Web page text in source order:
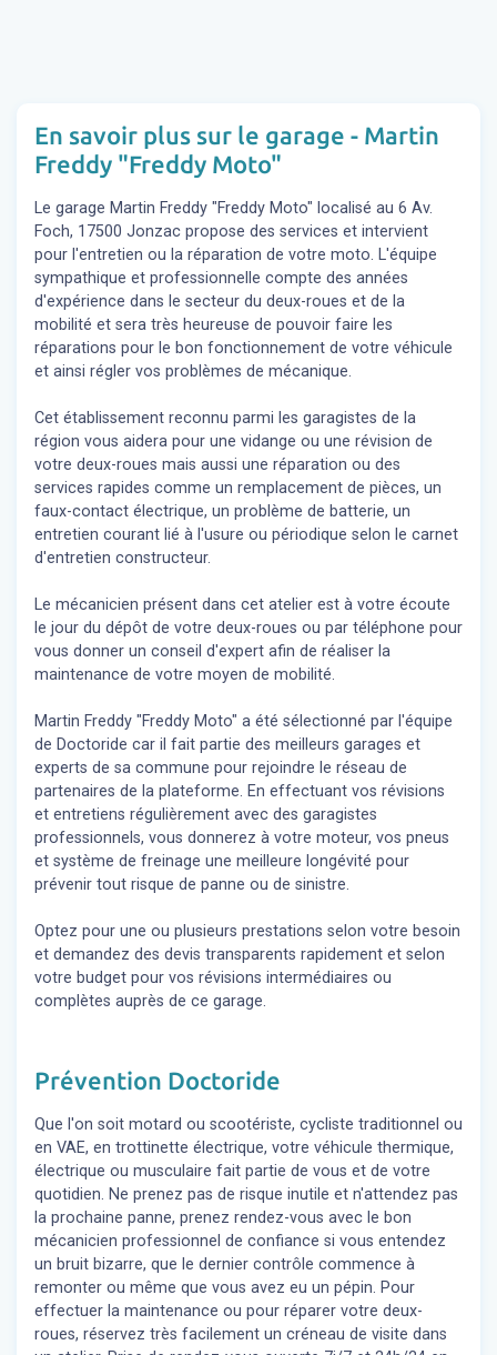
En savoir plus sur le garage - Martin
Freddy "Freddy Moto"
Le garage Martin Freddy "Freddy Moto" localisé au 6 Av.
Foch, 17500 Jonzac propose des services et intervient
pour l'entretien ou la réparation de votre moto. L'équipe
sympathique et professionnelle compte des années
d'expérience dans le secteur du deux-roues et de la
mobilité et sera très heureuse de pouvoir faire les
réparations pour le bon fonctionnement de votre véhicule
et ainsi régler vos problèmes de mécanique.
Cet établissement reconnu parmi les garagistes de la
région vous aidera pour une vidange ou une révision de
votre deux-roues mais aussi une réparation ou des
services rapides comme un remplacement de pièces, un
faux-contact électrique, un problème de batterie, un
entretien courant lié à l'usure ou périodique selon le carnet
d'entretien constructeur.
Le mécanicien présent dans cet atelier est à votre écoute
le jour du dépôt de votre deux-roues ou par téléphone pour
vous donner un conseil d'expert afin de réaliser la
maintenance de votre moyen de mobilité.
Martin Freddy "Freddy Moto" a été sélectionné par l'équipe
de Doctoride car il fait partie des meilleurs garages et
experts de sa commune pour rejoindre le réseau de
partenaires de la plateforme. En effectuant vos révisions
et entretiens régulièrement avec des garagistes
professionnels, vous donnerez à votre moteur, vos pneus
et système de freinage une meilleure longévité pour
prévenir tout risque de panne ou de sinistre.
Optez pour une ou plusieurs prestations selon votre besoin
et demandez des devis transparents rapidement et selon
votre budget pour vos révisions intermédiaires ou
complètes auprès de ce garage.
Prévention Doctoride
Que l'on soit motard ou scootériste, cycliste traditionnel ou
en VAE, en trottinette électrique, votre véhicule thermique,
électrique ou musculaire fait partie de vous et de votre
quotidien. Ne prenez pas de risque inutile et n'attendez pas
la prochaine panne, prenez rendez-vous avec le bon
mécanicien professionnel de confiance si vous entendez
un bruit bizarre, que le dernier contrôle commence à
remonter ou même que vous avez eu un pépin. Pour
effectuer la maintenance ou pour réparer votre deux-
roues, réservez très facilement un créneau de visite dans